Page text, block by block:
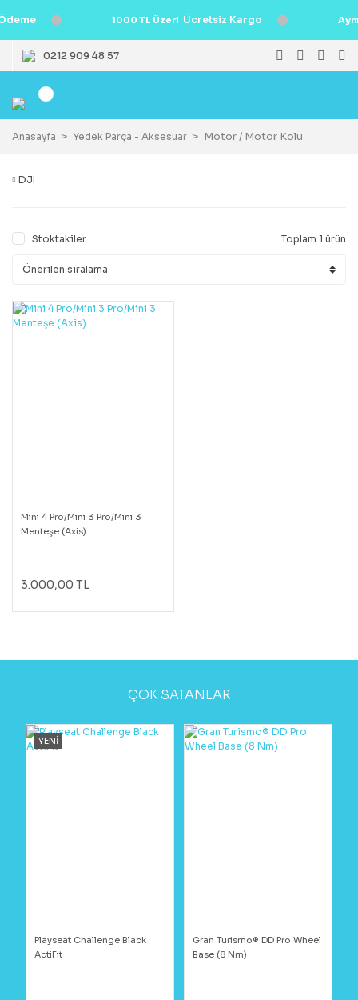
1000 TL Üzeri Ücretsiz Kargo
0212 909 48 57
Anasayfa Yedek Parça - Aksesuar Motor / Motor Kolu
DJI
Stoktakiler Toplam 1 ürün
Mini 4 Pro/Mini 3 Pro/Mini 3
Menteşe (Axis)
3.000,00 TL
ÇOK SATANLAR
YENİ
Playseat Challenge Black
ActiFit
Gran Turismo® DD Pro Wheel
Base (8 Nm)